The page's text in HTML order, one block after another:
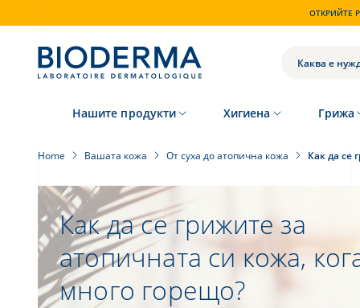
ОТКРИЙТЕ
Нашите продукти Хигиена Грижа
Home Вашата кожа От суха до атопична кожа Как да се
Как да се грижите за
атопичната си кожа,
много горещо?